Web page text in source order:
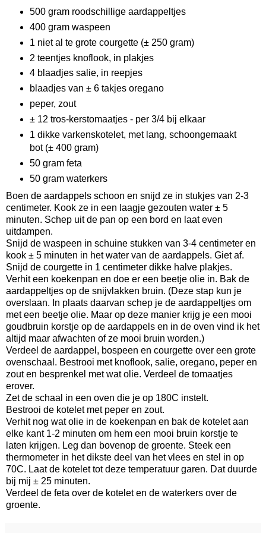
500 gram roodschillige aardappeltjes
400 gram waspeen
1 niet al te grote courgette (± 250 gram)
2 teentjes knoflook, in plakjes
4 blaadjes salie, in reepjes
blaadjes van ± 6 takjes oregano
peper, zout
± 12 tros-kerstomaatjes - per 3/4 bij elkaar
1 dikke varkenskotelet, met lang, schoongemaakt
bot (± 400 gram)
50 gram feta
50 gram waterkers
Boen de aardappels schoon en snijd ze in stukjes van 2-3
centimeter. Kook ze in een laagje gezouten water ± 5
minuten. Schep uit de pan op een bord en laat even
uitdampen.
Snijd de waspeen in schuine stukken van 3-4 centimeter en
kook ± 5 minuten in het water van de aardappels. Giet af.
Snijd de courgette in 1 centimeter dikke halve plakjes.
Verhit een koekenpan en doe er een beetje olie in. Bak de
aardappeltjes op de snijvlakken bruin. (Deze stap kun je
overslaan. In plaats daarvan schep je de aardappeltjes om
met een beetje olie. Maar op deze manier krijg je een mooi
goudbruin korstje op de aardappels en in de oven vind ik het
altijd maar afwachten of ze mooi bruin worden.)
Verdeel de aardappel, bospeen en courgette over een grote
ovenschaal. Bestrooi met knoflook, salie, oregano, peper en
zout en besprenkel met wat olie. Verdeel de tomaatjes
erover.
Zet de schaal in een oven die je op 180C instelt.
Bestrooi de kotelet met peper en zout.
Verhit nog wat olie in de koekenpan en bak de kotelet aan
elke kant 1-2 minuten om hem een mooi bruin korstje te
laten krijgen. Leg dan bovenop de groente. Steek een
thermometer in het dikste deel van het vlees en stel in op
70C. Laat de kotelet tot deze temperatuur garen. Dat duurde
bij mij ± 25 minuten.
Verdeel de feta over de kotelet en de waterkers over de
groente.